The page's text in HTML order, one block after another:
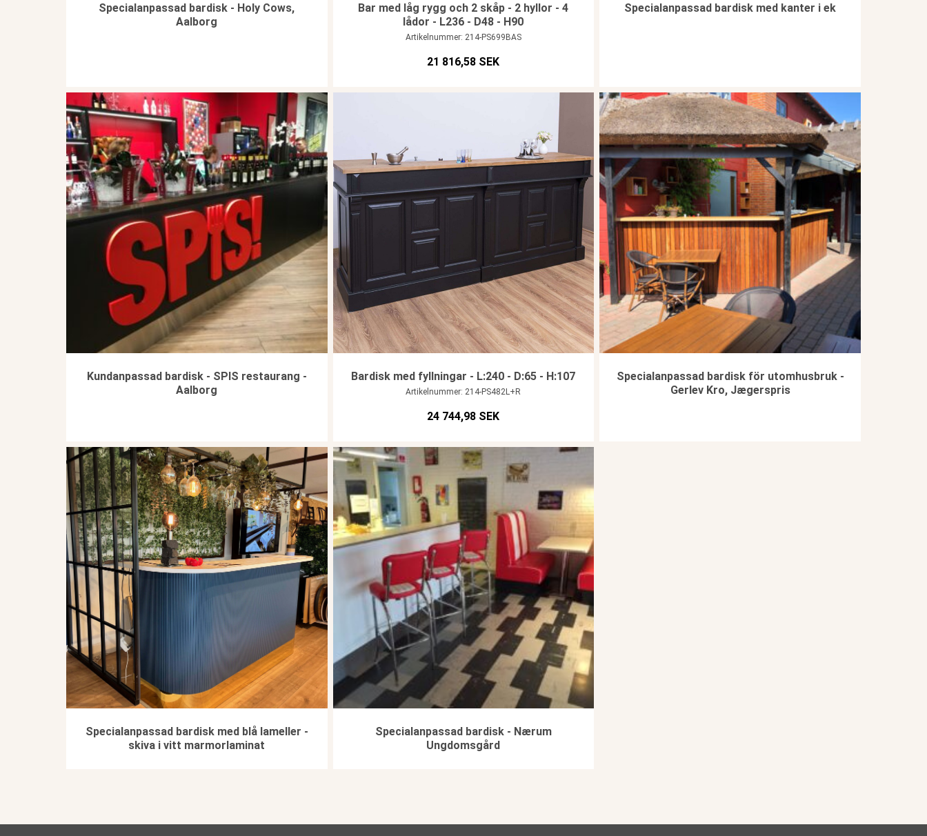
Specialanpassad bardisk - Holy Cows,
Aalborg
Bar med låg rygg och 2 skåp - 2 hyllor - 4
lådor - L236 - D48 - H90
Artikelnummer: 214-PS699BAS
21 816,58 SEK
Specialanpassad bardisk med kanter i ek
Kundanpassad bardisk - SPIS restaurang -
Aalborg
Bardisk med fyllningar - L:240 - D:65 - H:107
Artikelnummer: 214-PS482L+R
24 744,98 SEK
Specialanpassad bardisk för utomhusbruk -
Gerlev Kro, Jægerspris
Specialanpassad bardisk med blå lameller -
skiva i vitt marmorlaminat
Specialanpassad bardisk - Nærum
Ungdomsgård